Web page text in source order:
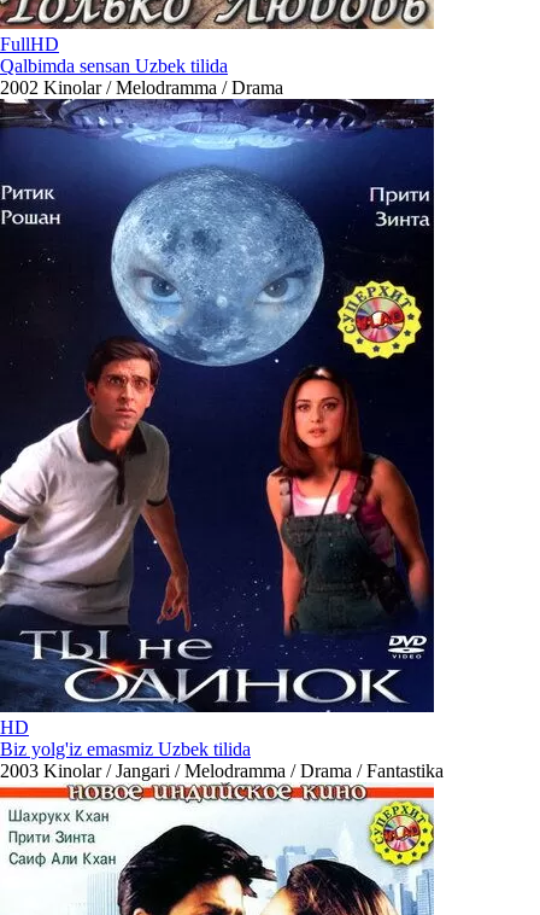
FullHD
Qalbimda sensan Uzbek tilida
2002 Kinolar / Melodramma / Drama
HD
Biz yolg'iz emasmiz Uzbek tilida
2003 Kinolar / Jangari / Melodramma / Drama / Fantastika